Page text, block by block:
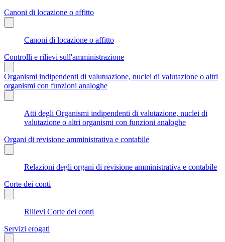
Canoni di locazione o affitto
Canoni di locazione o affitto
Controlli e rilievi sull'amministrazione
Organismi indipendenti di valutuazione, nuclei di valutazione o altri
organismi con funzioni analoghe
Atti degli Organismi indipendenti di valutazione, nuclei di
valutazione o altri organismi con funzioni analoghe
Organi di revisione amministrativa e contabile
Relazioni degli organi di revisione amministrativa e contabile
Corte dei conti
Rilievi Corte dei conti
Servizi erogati